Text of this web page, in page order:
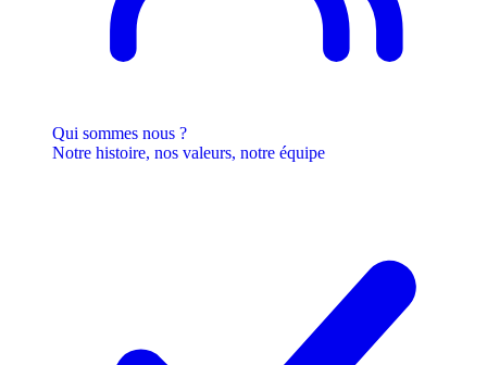
Qui sommes nous ?
Notre histoire, nos valeurs, notre équipe